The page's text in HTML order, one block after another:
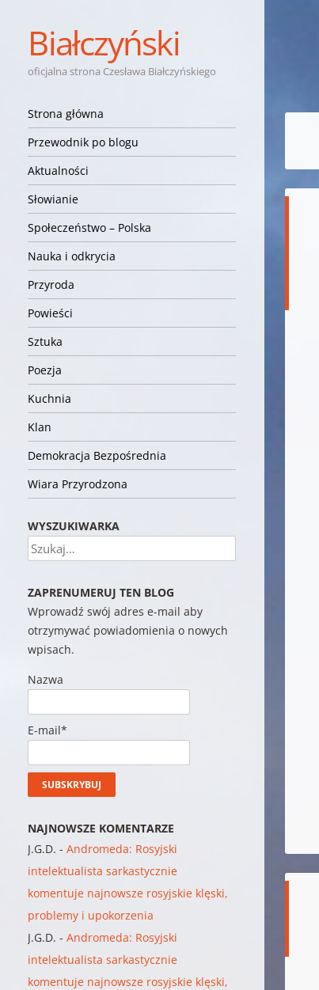
Białczyński
oficjalna strona Czesława Białczyńskiego
Nawigacja
Przejdź do treści
Strona główna
Przewodnik po blogu
Aktualności
Słowianie
Społeczeństwo – Polska
Nauka i odkrycia
Przyroda
Powieści
Sztuka
Poezja
Kuchnia
Klan
Demokracja Bezpośrednia
Wiara Przyrodzona
WYSZUKIWARKA
Szukaj
ZAPRENUMERUJ TEN BLOG
Wprowadź swój adres e-mail aby
otrzymywać powiadomienia o nowych
wpisach.
Nazwa
E-mail*
NAJNOWSZE KOMENTARZE
J.G.D. -Andromeda: Rosyjski
intelektualista sarkastycznie
komentuje najnowsze rosyjskie klęski,
problemy i upokorzenia
J.G.D. -Andromeda: Rosyjski
intelektualista sarkastycznie
komentuje najnowsze rosyjskie klęski,